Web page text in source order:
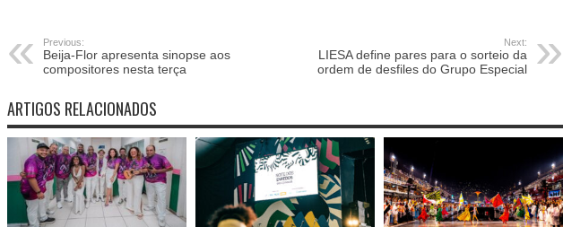
Previous:
Beija-Flor apresenta sinopse aos
compositores nesta terça
Next:
LIESA define pares para o sorteio da
ordem de desfiles do Grupo Especial
ARTIGOS RELACIONADOS